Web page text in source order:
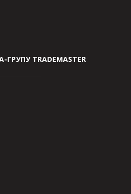
TRADEMASTER